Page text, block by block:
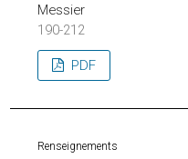
Messier
190-212
PDF
Renseignements